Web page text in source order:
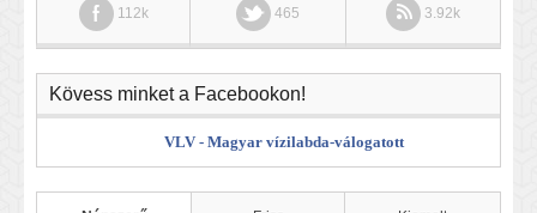
112k 465 3.92k
Kövess minket a Facebookon!
VLV - Magyar vízilabda-válogatott